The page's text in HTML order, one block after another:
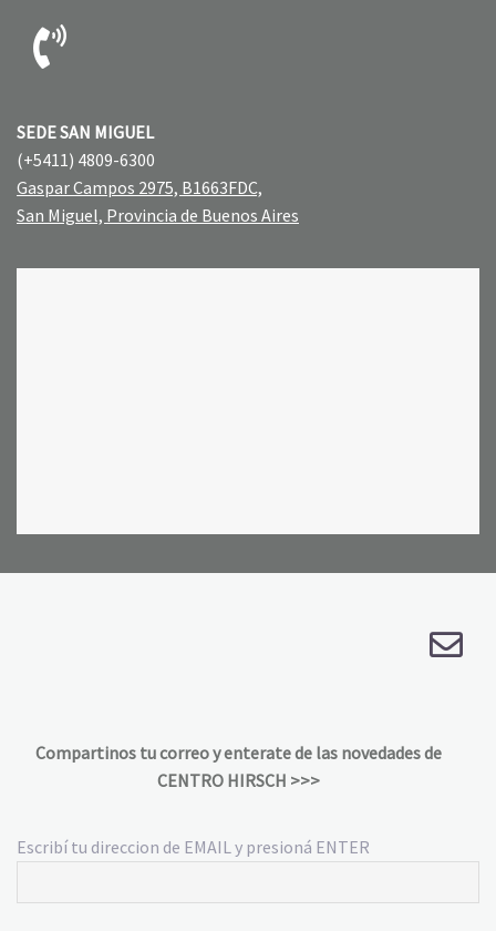
SEDE SAN MIGUEL
(+5411) 4809-6300
Gaspar Campos 2975, B1663FDC,
San Miguel, Provincia de Buenos Aires
Compartinos tu correo y enterate de las novedades de
CENTRO HIRSCH >>>
Escribí tu direccion de EMAIL y presioná ENTER